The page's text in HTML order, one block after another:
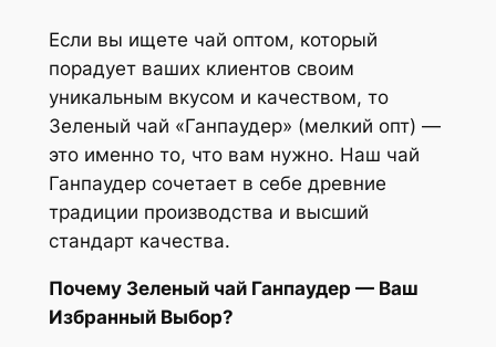
Если вы ищете чай оптом, который
порадует ваших клиентов своим
уникальным вкусом и качеством, то
Зеленый чай «Ганпаудер» (мелкий опт) —
это именно то, что вам нужно. Наш чай
Ганпаудер сочетает в себе древние
традиции производства и высший
стандарт качества.
Почему Зеленый чай Ганпаудер — Ваш
Избранный Выбор?